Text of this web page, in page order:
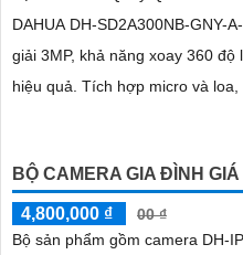
DAHUA DH-SD2A300NB-GNY-
giải 3MP, khả năng xoay 360
hiệu quả. Tích hợp micro và loa, hỗ trợ đàm thoại hai chiều rõ
BỘ CAMERA GIA ĐÌNH GIÁ
4,800,000 ₫
00 ₫
Bộ sản phẩm gồm camera DH-